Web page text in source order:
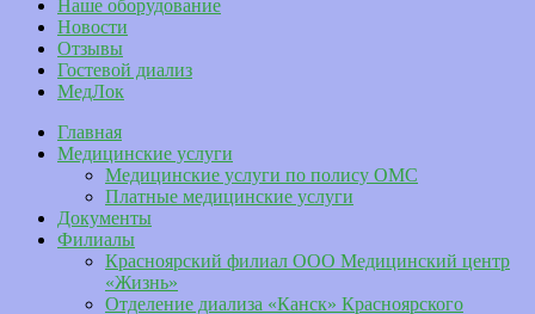
Наше оборудование
Новости
Отзывы
Гостевой диализ
МедЛок
Главная
Медицинские услуги
Медицинские услуги по полису ОМС
Платные медицинские услуги
Документы
Филиалы
Красноярский филиал ООО Медицинский центр
«Жизнь»
Отделение диализа «Канск» Красноярского